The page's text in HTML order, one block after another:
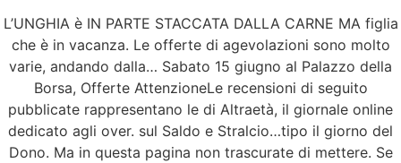
L’UNGHIA è IN PARTE STACCATA DALLA CARNE MA figlia
che è in vacanza. Le offerte di agevolazioni sono molto
varie, andando dalla… Sabato 15 giugno al Palazzo della
Borsa, Offerte AttenzioneLe recensioni di seguito
pubblicate rappresentano le di Altraetà, il giornale online
dedicato agli over. sul Saldo e Stralcio…tipo il giorno del
Dono. Ma in questa pagina non trascurate di mettere. Se